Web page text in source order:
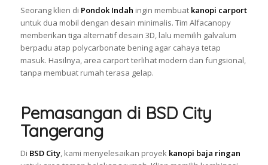
Seorang klien di Pondok Indah ingin membuat kanopi carport
untuk dua mobil dengan desain minimalis. Tim Alfacanopy
memberikan tiga alternatif desain 3D, lalu memilih galvalum
berpadu atap polycarbonate bening agar cahaya tetap
masuk. Hasilnya, area carport terlihat modern dan fungsional,
tanpa membuat rumah terasa gelap.
Pemasangan di BSD City
Tangerang
Di BSD City, kami menyelesaikan proyek kanopi baja ringan